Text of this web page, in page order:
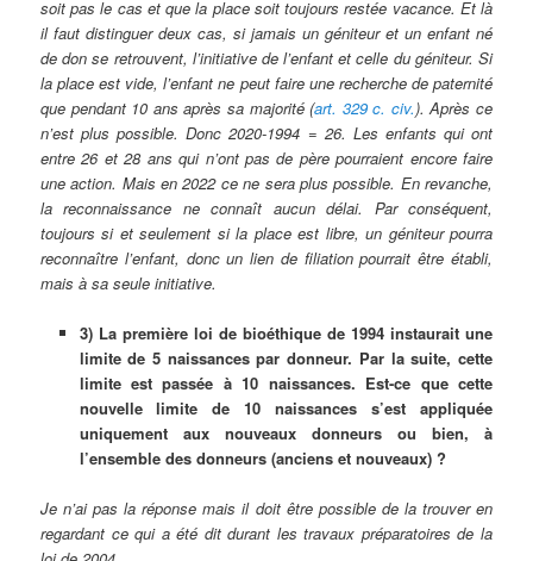
soit pas le cas et que la place soit toujours restée vacance. Et là
il faut distinguer deux cas, si jamais un géniteur et un enfant né
de don se retrouvent, l’initiative de l’enfant et celle du géniteur. Si
la place est vide, l’enfant ne peut faire une recherche de paternité
que pendant 10 ans après sa majorité (art. 329 c. civ.). Après ce
n’est plus possible. Donc 2020-1994 = 26. Les enfants qui ont
entre 26 et 28 ans qui n’ont pas de père pourraient encore faire
une action. Mais en 2022 ce ne sera plus possible. En revanche,
la reconnaissance ne connaît aucun délai. Par conséquent,
toujours si et seulement si la place est libre, un géniteur pourra
reconnaître l’enfant, donc un lien de filiation pourrait être établi,
mais à sa seule initiative.
3) La première loi de bioéthique de 1994 instaurait une
limite de 5 naissances par donneur. Par la suite, cette
limite est passée à 10 naissances. Est-ce que cette
nouvelle limite de 10 naissances s’est appliquée
uniquement aux nouveaux donneurs ou bien, à
l’ensemble des donneurs (anciens et nouveaux) ?
Je n’ai pas la réponse mais il doit être possible de la trouver en
regardant ce qui a été dit durant les travaux préparatoires de la